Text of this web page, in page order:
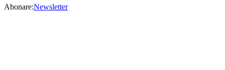
Abonare:Newsletter